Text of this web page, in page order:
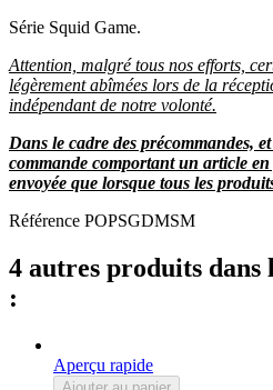
Série Squid Game.
Attention, malgré tous nos efforts,
légèrement abîmées lors de la
indépendant de notre volonté.
Dans le cadre des précommandes,
commande comportant un article
envoyée que lorsque tous les
Référence POPSGDMSM
4 autres produits dans
:
Aperçu rapide